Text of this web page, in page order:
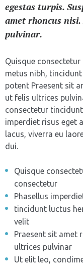
egestas turpis.
amet rhoncus
pulvinar.
Quisque
metus nibh,
potent Praesent sit
ut felis ultrices
consectetur
imperdiet risus eget
lacus, viverra eu
dui.
Quisque
consectetur
Phasellus
tincidunt luctus
velit
Praesent sit amet
ultrices pulvinar
Ut elit leo,